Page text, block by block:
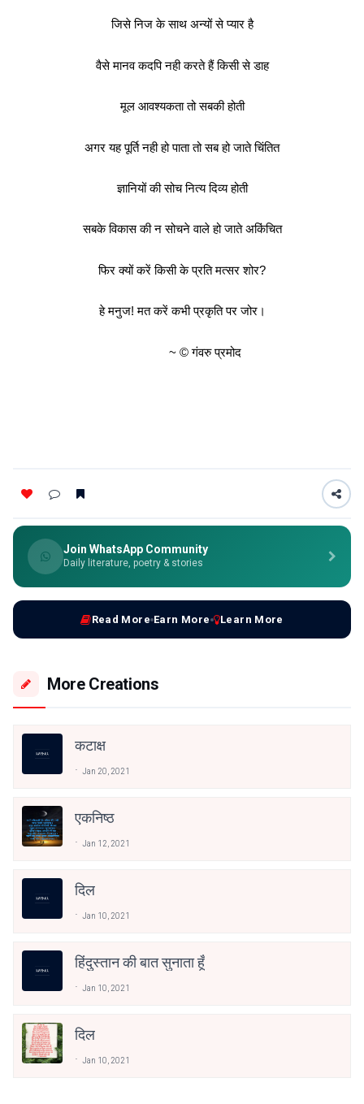
जिसे निज के साथ अन्यों से प्यार है
वैसे मानव कदपि नही करते हैं किसी से डाह
मूल आवश्यकता तो सबकी होती
अगर यह पूर्ति नही हो पाता तो सब हो जाते चिंतित
ज्ञानियों की सोच नित्य दिव्य होती
सबके विकास की न सोचने वाले हो जाते अकिंचित
फिर क्यों करें किसी के प्रति मत्सर शोर?
हे मनुज! मत करें कभी प्रकृति पर जोर।
~ © गंवरु प्रमोद
Join WhatsApp Community
Daily literature, poetry & stories
Read More Earn More Learn More
More Creations
कटाक्ष
Jan 20, 2021
एकनिष्ठ
Jan 12, 2021
दिल
Jan 10, 2021
हिंदुस्तान की बात सुनाता हूँ
Jan 10, 2021
दिल
Jan 10, 2021